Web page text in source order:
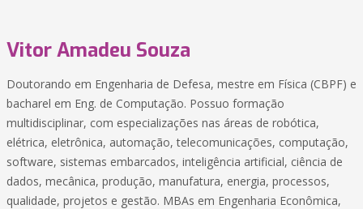
Vitor Amadeu Souza
Doutorando em Engenharia de Defesa, mestre em Física (CBPF) e
bacharel em Eng. de Computação. Possuo formação
multidisciplinar, com especializações nas áreas de robótica,
elétrica, eletrônica, automação, telecomunicações, computação,
software, sistemas embarcados, inteligência artificial, ciência de
dados, mecânica, produção, manufatura, energia, processos,
qualidade, projetos e gestão. MBAs em Engenharia Econômica,